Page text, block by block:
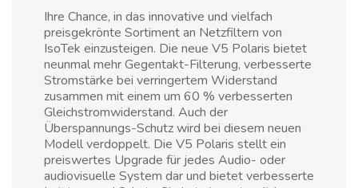
Ihre Chance, in das innovative und vielfach
preisgekrönte Sortiment an Netzfiltern von
IsoTek einzusteigen. Die neue V5 Polaris bietet
neunmal mehr Gegentakt-Filterung, verbesserte
Stromstärke bei verringertem Widerstand
zusammen mit einem um 60 % verbesserten
Gleichstromwiderstand. Auch der
Überspannungs-Schutz wird bei diesem neuen
Modell verdoppelt. Die V5 Polaris stellt ein
preiswertes Upgrade für jedes Audio- oder
audiovisuelle System dar und bietet verbesserte